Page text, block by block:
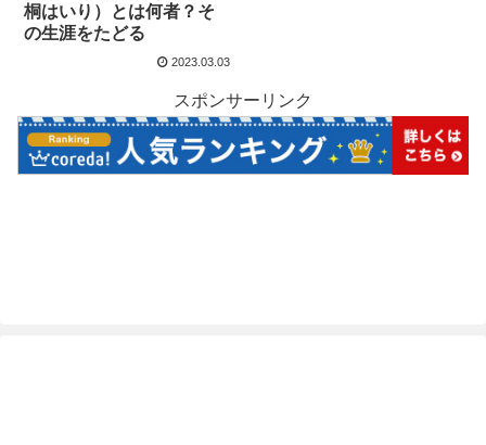
桐はいり）とは何者？そ
の生涯をたどる
2023.03.03
スポンサーリンク